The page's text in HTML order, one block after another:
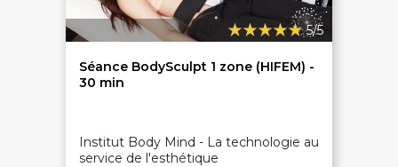
5/5
Séance BodySculpt 1 zone (HIFEM) -
30 min
Institut Body Mind - La technologie au
service de l'esthétique